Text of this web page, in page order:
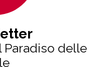
Paradiso delle